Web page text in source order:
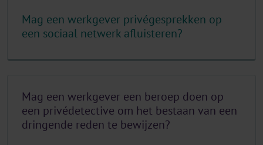
Mag een werkgever privégesprekken op
een sociaal netwerk afluisteren?
Mag een werkgever een beroep doen op
een privédetective om het bestaan van een
dringende reden te bewijzen?